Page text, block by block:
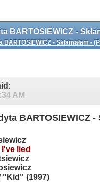
- Skłamałam -
AM
BARTOSIEWICZ -
I've lied
"Kid" (1997)